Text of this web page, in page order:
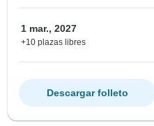
1 mar., 2027
+10 plazas libres
Descargar folleto